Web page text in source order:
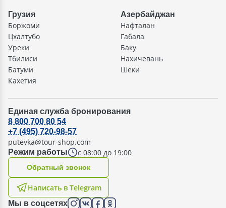
Грузия
Боржоми
Цхалтубо
Уреки
Тбилиси
Батуми
Кахетия
Азербайджан
Нафталан
Габала
Баку
Нахичевань
Шеки
Единая служба бронирования
Режим работы с 08:00 до 19:00
8 800 700 80 54
+7 (495) 720-98-57
putevka@tour-shop.com
Написать в Telegram
Oбратный звонок
Мы в соцсетях